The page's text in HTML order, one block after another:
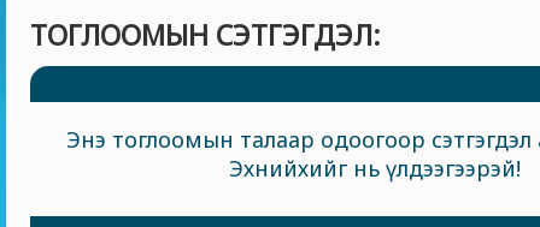
ТОГЛООМЫН СЭТГЭГДЭЛ:
Энэ тоглоомын талаар одоогоор сэтгэгдэл
Эхнийхийг нь үлдээгээрэй!